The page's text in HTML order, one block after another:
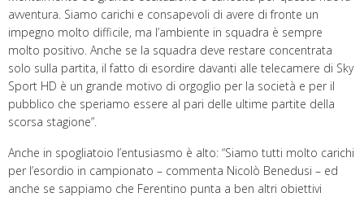
avventura. Siamo carichi e consapevoli di avere di fronte un
impegno molto difficile, ma l’ambiente in squadra è sempre
molto positivo. Anche se la squadra deve restare concentrata
solo sulla partita, il fatto di esordire davanti alle telecamere di Sky
Sport HD è un grande motivo di orgoglio per la società e per il
pubblico che speriamo essere al pari delle ultime partite della
scorsa stagione”.
Anche in spogliatoio l’entusiasmo è alto: “Siamo tutti molto carichi
per l’esordio in campionato – commenta Nicolò Benedusi – ed
anche se sappiamo che Ferentino punta a ben altri obiettivi